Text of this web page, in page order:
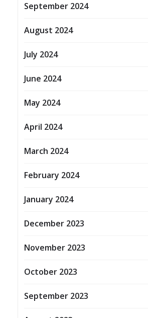
September 2024
August 2024
July 2024
June 2024
May 2024
April 2024
March 2024
February 2024
January 2024
December 2023
November 2023
October 2023
September 2023